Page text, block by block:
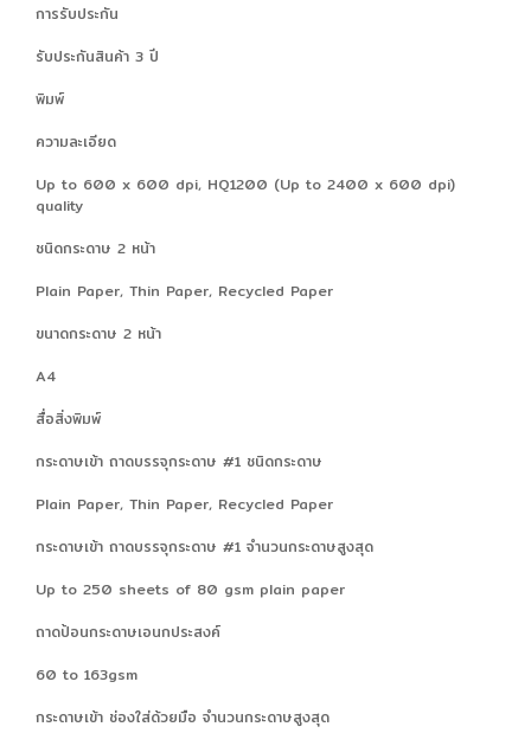
การรับประกัน
รับประกันสินค้า 3 ปี
พิมพ์
ความละเอียด
Up to 600 x 600 dpi, HQ1200 (Up to 2400 x 600 dpi)
quality
ชนิดกระดาษ 2 หน้า
Plain Paper, Thin Paper, Recycled Paper
ขนาดกระดาษ 2 หน้า
A4
สื่อสิ่งพิมพ์
กระดาษเข้า ถาดบรรจุกระดาษ #1 ชนิดกระดาษ
Plain Paper, Thin Paper, Recycled Paper
กระดาษเข้า ถาดบรรจุกระดาษ #1 จำนวนกระดาษสูงสุด
Up to 250 sheets of 80 gsm plain paper
ถาดป้อนกระดาษเอนกประสงค์
60 to 163gsm
กระดาษเข้า ช่องใส่ด้วยมือ จำนวนกระดาษสูงสุด